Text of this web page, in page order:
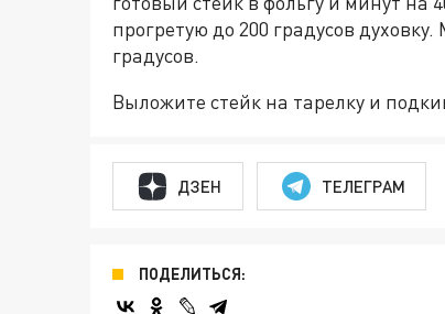
прогретую до 200 градусов
градусов.
Выложите стейк на тарелку и
ДЗЕН ТЕЛЕГРАМ
ПОДЕЛИТЬСЯ: